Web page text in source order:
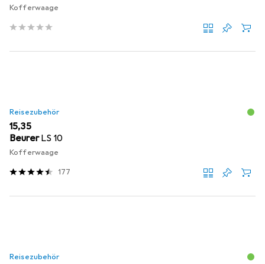
Kofferwaage
Reisezubehör
EUR
15,35
Beurer LS 10
Kofferwaage
177
Reisezubehör